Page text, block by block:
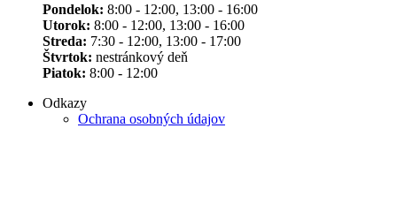
Pondelok: 8:00 - 12:00, 13:00 - 16:00
Utorok: 8:00 - 12:00, 13:00 - 16:00
Streda: 7:30 - 12:00, 13:00 - 17:00
Štvrtok: nestránkový deň
Piatok: 8:00 - 12:00
Odkazy
Ochrana osobných údajov